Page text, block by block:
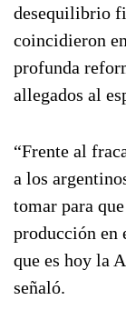
desequilibrio
coincidieron
profunda
allegados al
“Frente al
a los
tomar para
producción en
que es hoy la
señaló.